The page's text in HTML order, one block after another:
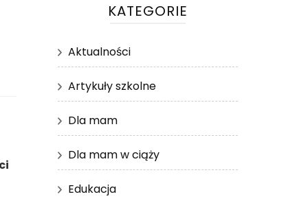
KATEGORIE
Aktualności
Artykuły szkolne
Dla mam
Dla mam w ciąży
Edukacja